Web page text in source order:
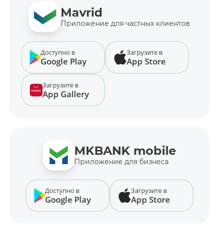
Mavrid
Приложение для частных клиентов
Доступно в
Google Play
Загрузите в
App Store
Загрузите в
App Gallery
MKBANK mobile
Приложение для бизнеса
Доступно в
Google Play
Загрузите в
App Store